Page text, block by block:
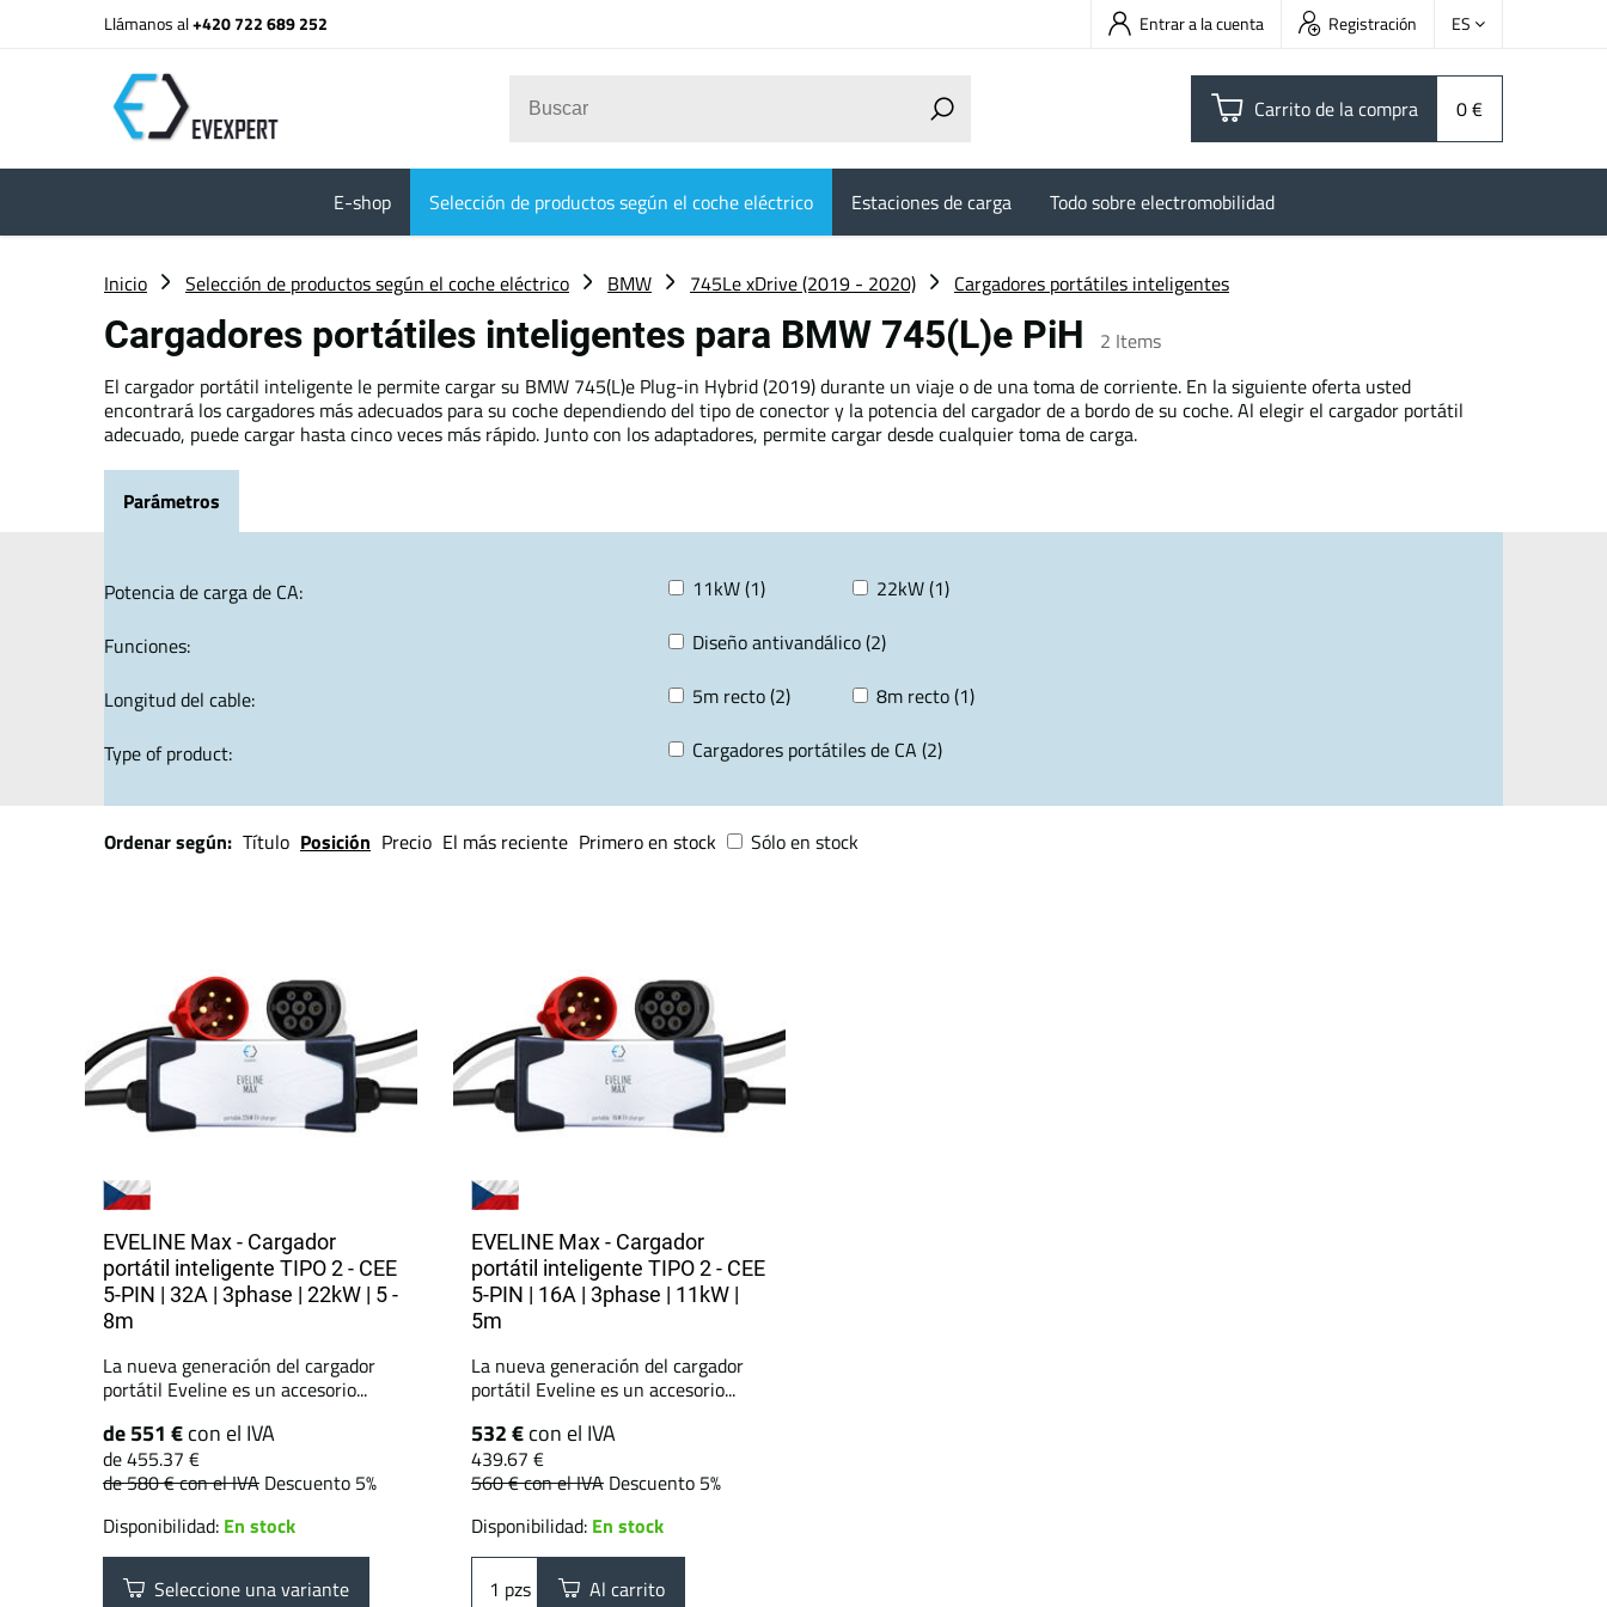
Llámanos al+420 722 689 252 Entrar a la cuenta Registración ES
Carrito de la compra 0 €
E-shop Selección de productos según el coche eléctrico Estaciones de carga Todo sobre electromobilidad
Inicio Selección de productos según el coche eléctrico BMW 745Le xDrive (2019 - 2020) Cargadores portátiles inteligentes
Cargadores portátiles inteligentes para BMW 745(L)e PiH 2 Items
El cargador portátil inteligente le permite cargar su BMW 745(L)e Plug-in Hybrid (2019) durante un viaje o de una toma de corriente. En la siguiente oferta usted
encontrará los cargadores más adecuados para su coche dependiendo del tipo de conector y la potencia del cargador de a bordo de su coche. Al elegir el cargador portátil
adecuado, puede cargar hasta cinco veces más rápido. Junto con los adaptadores, permite cargar desde cualquier toma de carga.
Parámetros
Potencia de carga de CA: 11kW (1)
22kW (1)
Funciones:
Diseño antivandálico (2)
Longitud del cable:
5m recto (2)
8m recto (1)
Type of product:
Cargadores portátiles de CA (2)
Ordenar según: Título Posición Precio El más reciente Primero en stock Sólo en stock
EVELINE Max - Cargador
portátil inteligente TIPO 2 - CEE
5-PIN | 32A | 3phase | 22kW | 5 -
8m
La nueva generación del cargador
portátil Eveline es un accesorio...
de 551 €con el IVA
de 455.37 €
de 580 €con el IVA Descuento 5%
Disponibilidad: En stock
Seleccione una variante
EVELINE Max - Cargador
portátil inteligente TIPO 2 - CEE
5-PIN | 16A | 3phase | 11kW |
5m
La nueva generación del cargador
portátil Eveline es un accesorio...
532 €con el IVA
439.67 €
560 €con el IVA Descuento 5%
Disponibilidad: En stock
pzs Al carrito